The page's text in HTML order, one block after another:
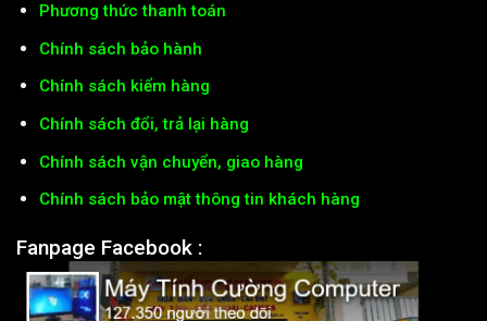
Phương thức thanh toán
Chính sách bảo hành
Chính sách kiểm hàng
Chính sách đổi, trả lại hàng
Chính sách vận chuyển, giao hàng
Chính sách bảo mật thông tin khách hàng
Fanpage Facebook :